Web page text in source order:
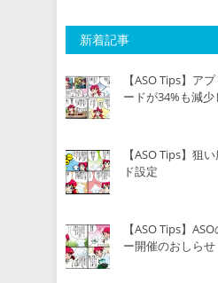
新着記事
【ASO Tips】ア
ードが34%も減
【ASO Tips】狙
ド設定
【ASO Tips】
ー開催のおしらせ